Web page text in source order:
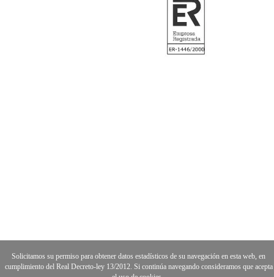
Solicitamos su permiso para obtener datos estadísticos de su navegación en esta web, en
cumplimiento del Real Decreto-ley 13/2012. Si continúa navegando consideramos que acepta